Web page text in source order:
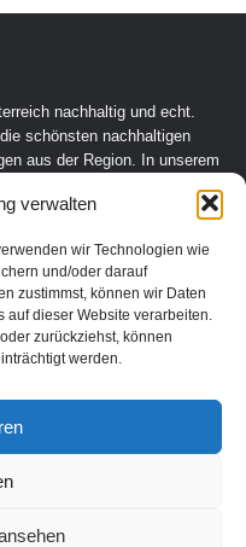
verwalten
wir Technologien wie
und/oder darauf
zustimmst, können wir Daten
auf dieser Website verarbeiten.
zurückziehst, können
werden.
nachhaltig und echt.
schönsten nachhaltigen
aus der Region. In unserem